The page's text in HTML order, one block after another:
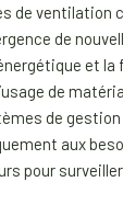
de ventilation
de
et
de
de gestion
aux
pour surveiller